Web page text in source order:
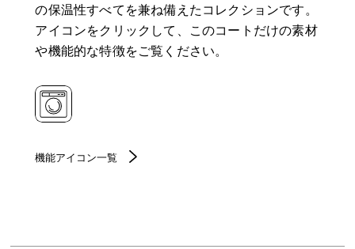
の保温性すべてを兼ね備えたコレクションです。
アイコンをクリックして、このコートだけの素材
や機能的な特徴をご覧ください。
機能アイコン一覧